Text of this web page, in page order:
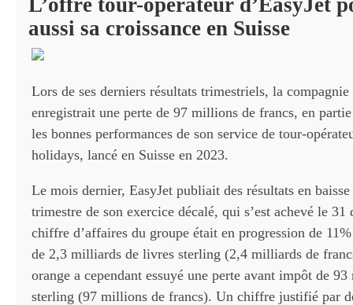
L’offre tour-opérateur d’EasyJet
aussi sa croissance en Suisse
Lors de ses derniers résultats trimestriels, la compagnie
enregistrait une perte de 97 millions de francs, en
les bonnes performances de son service de tour-
holidays, lancé en Suisse en 2023.
Le mois dernier, EasyJet publiait des résultats en
trimestre de son exercice décalé, qui s’est achevé le 31
chiffre d’affaires du groupe était en progression de
de 2,3 milliards de livres sterling (2,4 milliards de
orange a cependant essuyé une perte avant impôt de
sterling (97 millions de francs). Un chiffre justifié par